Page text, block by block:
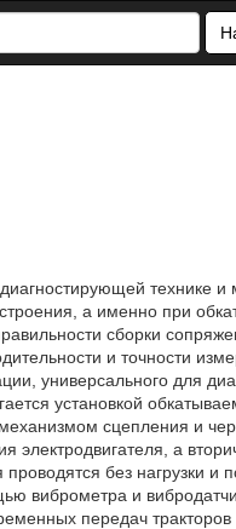
технике и
а именно при
сборки
и точности
универсального для
установкой
сцепления и
а
проводятся без нагрузки
виброметра и
передач